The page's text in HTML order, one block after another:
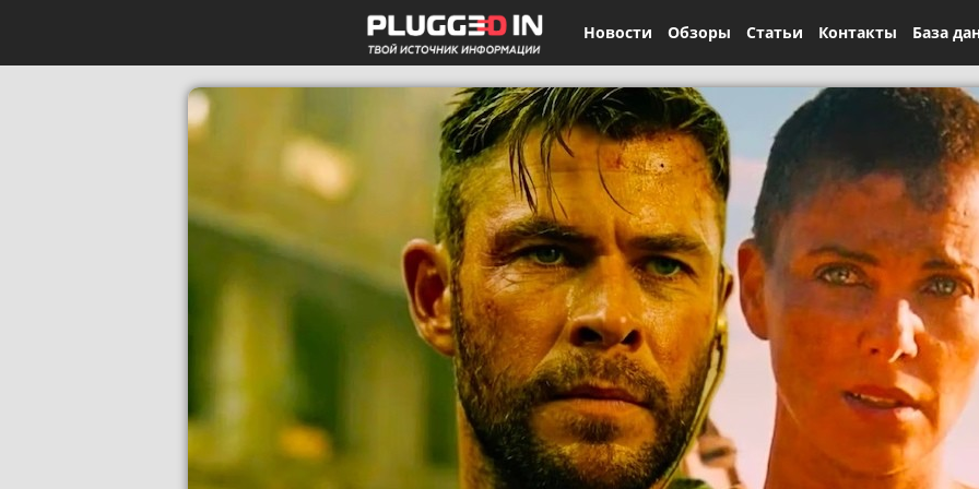
Новости Обзоры Статьи Контакты База